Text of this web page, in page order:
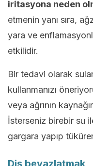
iritasyona neden
etmenin yanı sıra,
yara ve
etkilidir.
Bir tedavi olarak
kullanmanızı
veya ağrının
İsterseniz birebir su
gargara yapıp
Diş beyazlatmak